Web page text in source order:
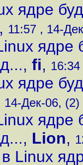
ядре
, 11:57 , 14-
ядре
, fi,
ядре
14-Дек-06, (2)
ядре
, Lion,
Linux